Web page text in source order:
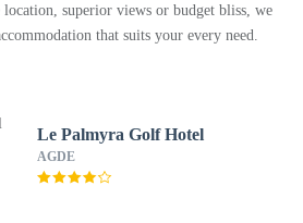
superior views or budget bliss, we
that suits your every need.
Le Palmyra Golf Hotel
AGDE